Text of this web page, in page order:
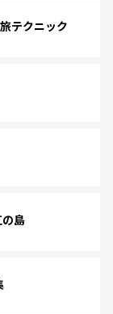
テクニック
島